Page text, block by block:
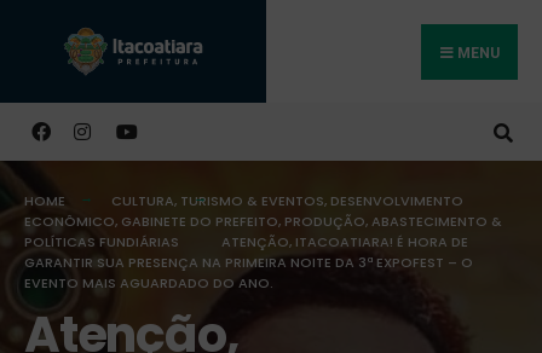
MENU
HOME CULTURA, TURISMO & EVENTOS, DESENVOLVIMENTO
ECONÔMICO, GABINETE DO PREFEITO, PRODUÇÃO, ABASTECIMENTO &
POLÍTICAS FUNDIÁRIAS
ATENÇÃO, ITACOATIARA! É HORA DE
GARANTIR SUA PRESENÇA NA PRIMEIRA NOITE DA 3ª EXPOFEST – O
EVENTO MAIS AGUARDADO DO ANO.
Atenção,
Buscar